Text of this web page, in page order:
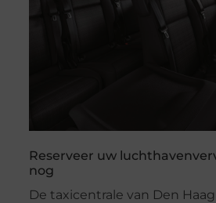
Reserveer uw
nog
De taxicentrale van Den